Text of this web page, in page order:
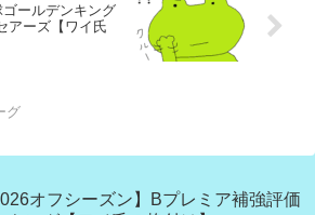
ゴールデンキング
アーズ【ワイ氏
グ
オフシーズン】Bプレミア補強評価